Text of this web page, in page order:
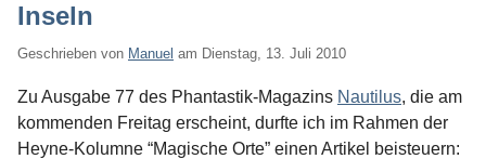
Inseln
Geschrieben von Manuel am Dienstag, 13. Juli 2010
Zu Ausgabe 77 des Phantastik-Magazins Nautilus, die am
kommenden Freitag erscheint, durfte ich im Rahmen der
Heyne-Kolumne “Magische Orte” einen Artikel beisteuern: